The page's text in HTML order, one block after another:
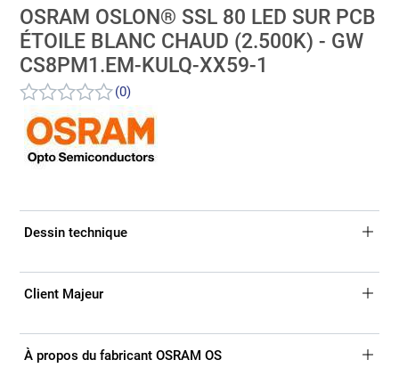
OSRAM OSLON® SSL 80 LED SUR PCB
ÉTOILE BLANC CHAUD (2.500K) - GW
CS8PM1.EM-KULQ-XX59-1
(0)
Dessin technique
Client Majeur
À propos du fabricant OSRAM OS